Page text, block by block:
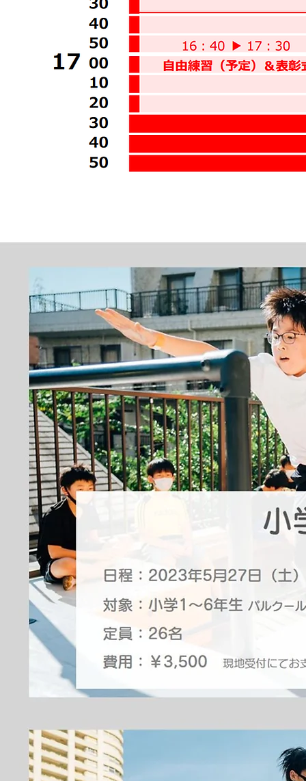
小
日程：2023年5月27日（
対象：小学1〜6年生
パルクー
​定員：26名
費用：￥3,500